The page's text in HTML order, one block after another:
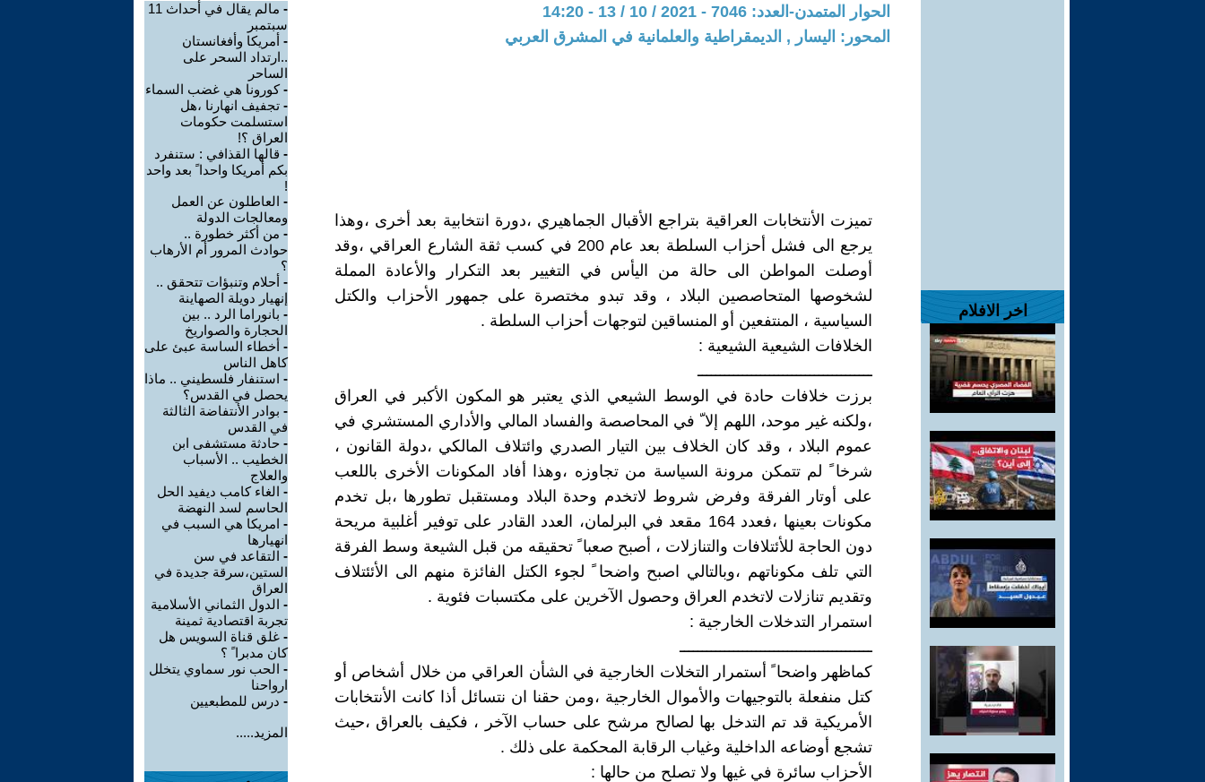
اخر الافلام
الحوار المتمدن-العدد: 7046 - 2021 / 10 / 13 - 14:20
المحور: اليسار , الديمقراطية والعلمانية في المشرق العربي
تميزت الأنتخابات العراقية بتراجع الأقبال الجماهيري ،دورة انتخابية بعد أخرى ،وهذا
يرجع الى فشل أحزاب السلطة بعد عام 200 في كسب ثقة الشارع العراقي ،وقد
أوصلت المواطن الى حالة من اليأس في التغيير بعد التكرار والأعادة المملة
لشخوصها المتحاصصين البلاد ، وقد تبدو مختصرة على جمهور الأحزاب والكتل
السياسية ، المنتفعين أو المنساقين لتوجهات أحزاب السلطة .
الخلافات الشيعية الشيعية :
ـــــــــــــــــــــــــــــــــــــــ
برزت خلافات حادة في الوسط الشيعي الذي يعتبر هو المكون الأكبر في العراق
،ولكنه غير موحد، اللهم إلا ّ في المحاصصة والفساد المالي والأداري المستشري في
عموم البلاد ، وقد كان الخلاف بين التيار الصدري وائتلاف المالكي ،دولة القانون ،
شرخا ً لم تتمكن مرونة السياسة من تجاوزه ،وهذا أفاد المكونات الأخرى باللعب
على أوتار الفرقة وفرض شروط لاتخدم وحدة البلاد ومستقبل تطورها ،بل تخدم
مكونات بعينها ،فعدد 164 مقعد في البرلمان، العدد القادر على توفير أغلبية مريحة
دون الحاجة للأئتلافات والتنازلات ، أصبح صعبا ً تحقيقه من قبل الشيعة وسط الفرقة
التي تلف مكوناتهم ،وبالتالي اصبح واضحا ً لجوء الكتل الفائزة منهم الى الأئئتلاف
وتقديم تنازلات لاتخدم العراق وحصول الآخرين على مكتسبات فئوية .
استمرار التدخلات الخارجية :
ـــــــــــــــــــــــــــــــــــــــــــ
كماظهر واضحا ً أستمرار التخلات الخارجية في الشأن العراقي من خلال أشخاص أو
كتل منفعلة بالتوجيهات والأموال الخارجية ،ومن حقنا ان نتسائل أذا كانت الأنتخابات
الأمريكية قد تم التدخل بها لصالح مرشح على حساب الآخر ، فكيف بالعراق ،حيث
تشجع أوضاعه الداخلية وغياب الرقابة المحكمة على ذلك .
الأحزاب سائرة في غيها ولا تصلح من حالها :
-
مالم يقال في أحداث 11
سبتمبر
- أمريكا وأفغانستان
..ارتداد السحر على
الساحر
-كورونا هي غضب السماء
- تجفيف انهارنا ،هل
استسلمت حكومات
العراق ؟!
- قالها القذافي : ستنفرد
بكم أمريكا واحدا ً بعد واحد
!
- العاطلون عن العمل
ومعالجات الدولة
- من أكثر خطورة ..
حوادث المرور أم الأرهاب
؟
- أحلام وتنبؤات تتحقق ..
إنهيار دويلة الصهاينة
- بانوراما الرد .. بين
الحجارة والصواريخ
- أخطاء الساسة عبئ على
كاهل الناس
- استنفار فلسطيني .. ماذا
يحصل في القدس؟
- بوادر الأنتفاضة الثالثة
في القدس
- حادثة مستشفى ابن
الخطيب .. الأسباب
والعلاج
- الغاء كامب ديفيد الحل
الحاسم لسد النهضة
- امريكا هي السبب في
انهيارها
- التقاعد في سن
الستين،سرقة جديدة في
العراق
- الدول الثماني الأسلامية
تجربة اقتصادية ثمينة
- غلق قناة السويس هل
كان مدبرا ً ؟
- الحب نور سماوي يتخلل
ارواحنا
- درس للمطبعيين
المزيد.....